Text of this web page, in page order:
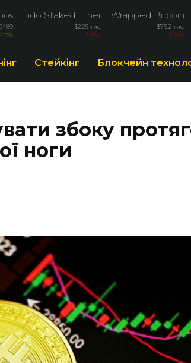
Lido Staked Ether
$2.26 тис.
-3.76%
Wrapped Bitcoin
$76.2 тис.
-3.26%
Стейкінг Блокчейн
збоку
ноги